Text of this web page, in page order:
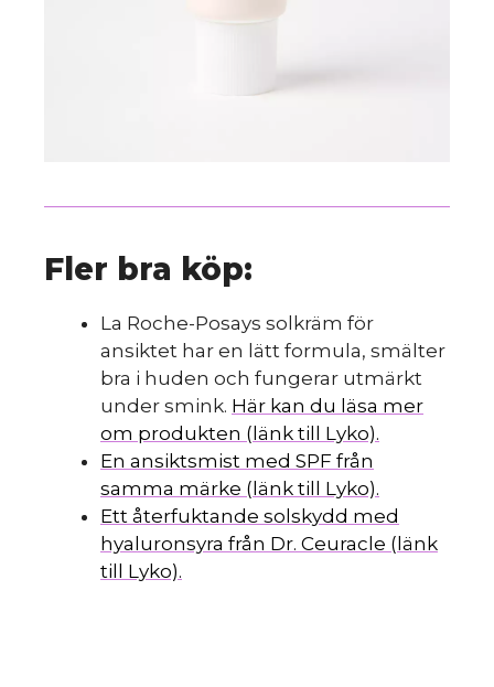
Fler bra köp:
La Roche-Posays solkräm för
ansiktet har en lätt formula, smälter
bra i huden och fungerar utmärkt
under smink. Här kan du läsa mer
om produkten (länk till Lyko).
En ansiktsmist med SPF från
samma märke (länk till Lyko).
Ett återfuktande solskydd med
hyaluronsyra från Dr. Ceuracle (länk
till Lyko).